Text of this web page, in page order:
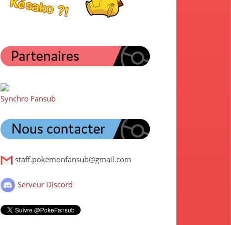
Synchro Fansub
staff.pokemonfansub@gmail.com
Serveur Discord